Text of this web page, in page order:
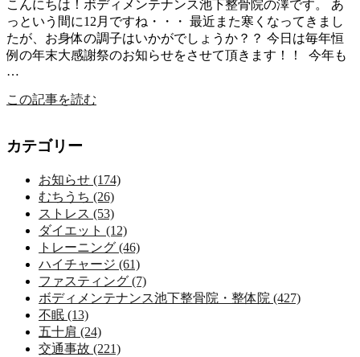
こんにちは！ボディメンテナンス池下整骨院の澤です。 あ
っという間に12月ですね・・・ 最近また寒くなってきまし
たが、お身体の調子はいかがでしょうか？？ 今日は毎年恒
例の年末大感謝祭のお知らせをさせて頂きます！！ 今年も
…
この記事を読む
カテゴリー
お知らせ (174)
むちうち (26)
ストレス (53)
ダイエット (12)
トレーニング (46)
ハイチャージ (61)
ファスティング (7)
ボディメンテナンス池下整骨院・整体院 (427)
不眠 (13)
五十肩 (24)
交通事故 (221)